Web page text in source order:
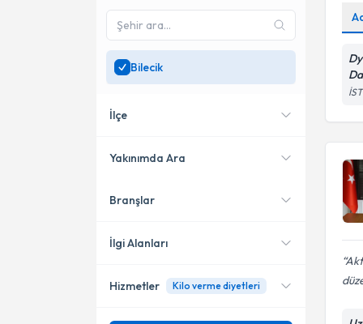
SadeceBilecik
uzman ara
Bilecik
İlçe
Bozüyük
Merkez
Yakınımda Ara
Konumuma yakın uzmanları
Branşlar
Diyetisyen
İlgi Alanları
Hizmetler Kilo verme diyetleri